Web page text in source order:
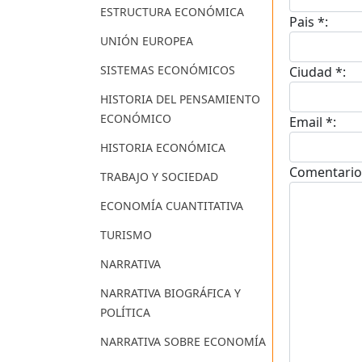
ESTRUCTURA ECONÓMICA
UNIÓN EUROPEA
SISTEMAS ECONÓMICOS
HISTORIA DEL PENSAMIENTO
ECONÓMICO
HISTORIA ECONÓMICA
TRABAJO Y SOCIEDAD
ECONOMÍA CUANTITATIVA
TURISMO
NARRATIVA
NARRATIVA BIOGRÁFICA Y
POLÍTICA
NARRATIVA SOBRE ECONOMÍA
Pais *:
Ciudad *:
Email *: